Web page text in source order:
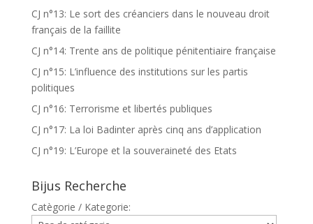
CJ n°13: Le sort des créanciers dans le nouveau droit
français de la faillite
CJ n°14: Trente ans de politique pénitentiaire française
CJ n°15: L’influence des institutions sur les partis
politiques
CJ n°16: Terrorisme et libertés publiques
CJ n°17: La loi Badinter après cinq ans d’application
CJ n°19: L’Europe et la souveraineté des Etats
Bijus Recherche
Catègorie / Kategorie: